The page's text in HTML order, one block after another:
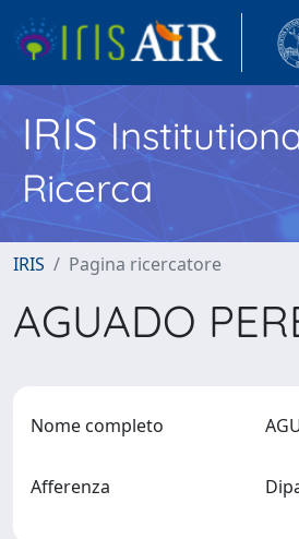
IRIS
Ricerca
IRIS Pagina ricercatore
AGUADO
Nome completo
Afferenza